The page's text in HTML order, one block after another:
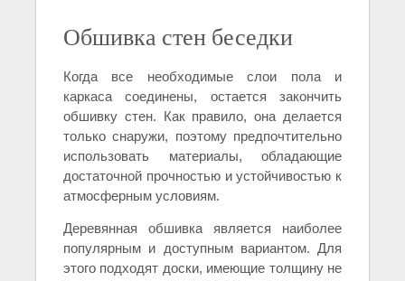
Обшивка стен беседки
Когда все необходимые слои пола и
каркаса соединены, остается закончить
обшивку стен. Как правило, она делается
только снаружи, поэтому предпочтительно
использовать материалы, обладающие
достаточной прочностью и устойчивостью к
атмосферным условиям.
Деревянная обшивка является наиболее
популярным и доступным вариантом. Для
этого подходят доски, имеющие толщину не